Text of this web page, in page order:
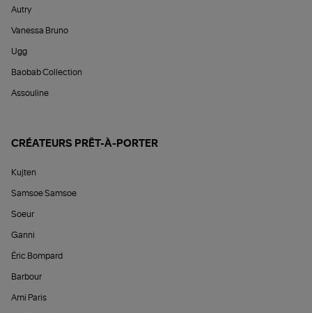
Autry
Vanessa Bruno
Ugg
Baobab Collection
Assouline
CRÉATEURS PRÊT-À-PORTER
Kujten
Samsoe Samsoe
Soeur
Ganni
Éric Bompard
Barbour
Ami Paris